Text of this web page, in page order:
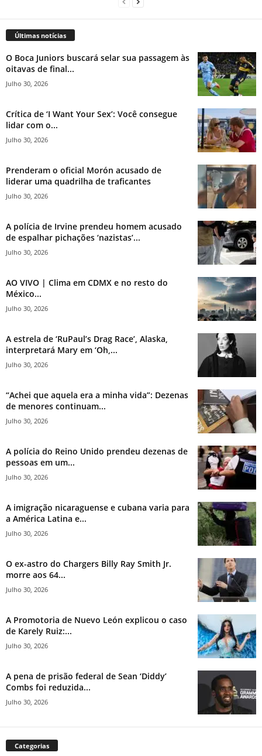
Últimas notícias
O Boca Juniors buscará selar sua passagem às
oitavas de final...
Julho 30, 2026
Crítica de ‘I Want Your Sex’: Você consegue
lidar com o...
Julho 30, 2026
Prenderam o oficial Morón acusado de
liderar uma quadrilha de traficantes
Julho 30, 2026
A polícia de Irvine prendeu homem acusado
de espalhar pichações ‘nazistas’...
Julho 30, 2026
AO VIVO | Clima em CDMX e no resto do
México...
Julho 30, 2026
A estrela de ‘RuPaul’s Drag Race’, Alaska,
interpretará Mary em ‘Oh,...
Julho 30, 2026
“Achei que aquela era a minha vida”: Dezenas
de menores continuam...
Julho 30, 2026
A polícia do Reino Unido prendeu dezenas de
pessoas em um...
Julho 30, 2026
A imigração nicaraguense e cubana varia para
a América Latina e...
Julho 30, 2026
O ex-astro do Chargers Billy Ray Smith Jr.
morre aos 64...
Julho 30, 2026
A Promotoria de Nuevo León explicou o caso
de Karely Ruiz:...
Julho 30, 2026
A pena de prisão federal de Sean ‘Diddy’
Combs foi reduzida...
Julho 30, 2026
Categorias